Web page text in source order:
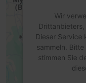
Wir
Drittanbieters,
Dieser Service
sammeln.
stimmen Sie